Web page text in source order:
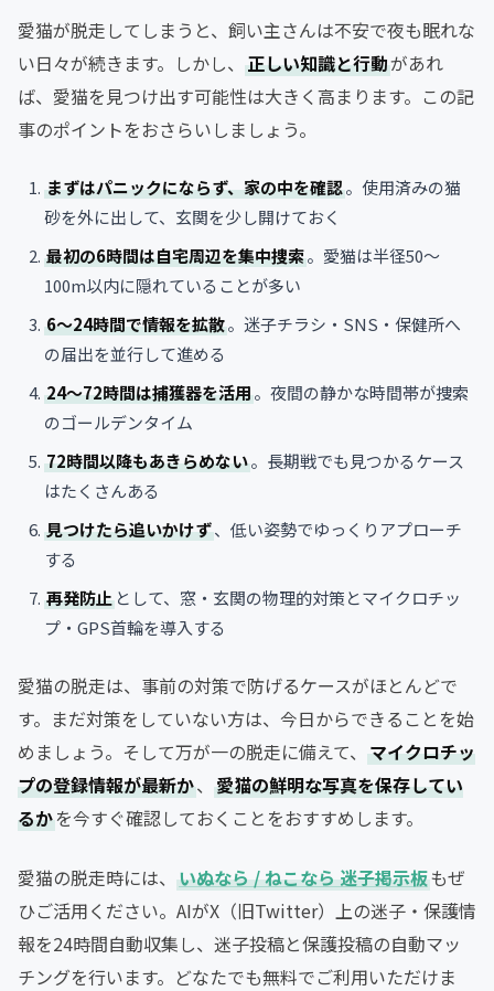
愛猫が脱走してしまうと、飼い主さんは不安で夜も眠れな
い日々が続きます。しかし、 正しい知識と行動があれ
ば、愛猫を見つけ出す可能性は大きく高まります。この記
事のポイントをおさらいしましょう。
まずはパニックにならず、家の中を確認。使用済みの猫
砂を外に出して、玄関を少し開けておく
最初の6時間は自宅周辺を集中捜索。愛猫は半径50〜
100m以内に隠れていることが多い
6〜24時間で情報を拡散。迷子チラシ・SNS・保健所へ
の届出を並行して進める
24〜72時間は捕獲器を活用。夜間の静かな時間帯が捜索
のゴールデンタイム
72時間以降もあきらめない。長期戦でも見つかるケース
はたくさんある
見つけたら追いかけず、低い姿勢でゆっくりアプローチ
する
再発防止 として、窓・玄関の物理的対策とマイクロチッ
プ・GPS首輪を導入する
愛猫の脱走は、事前の対策で防げるケースがほとんどで
す。まだ対策をしていない方は、今日からできることを始
めましょう。そして万が一の脱走に備えて、 マイクロチッ
プの登録情報が最新か、 愛猫の鮮明な写真を保存してい
るかを今すぐ確認しておくことをおすすめします。
愛猫の脱走時には、 いぬなら / ねこなら 迷子掲示板もぜ
ひご活用ください。AIがX（旧Twitter）上の迷子・保護情
報を24時間自動収集し、迷子投稿と保護投稿の自動マッ
チングを行います。どなたでも無料でご利用いただけま